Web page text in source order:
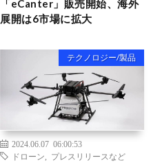
「eCanter」販売開始、海外
展開は6市場に拡大
テクノロジー/製品
2024.06.07 06:00:53
ドローン
プレスリリースなど